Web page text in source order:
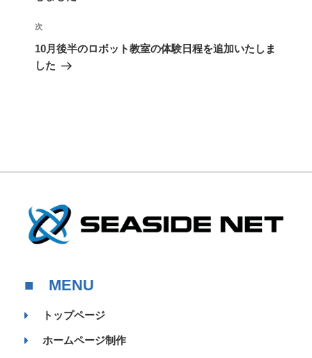
次
10月後半のロボット教室の体験日程を追加いたしま
した
■ MENU
トップページ
ホームページ制作